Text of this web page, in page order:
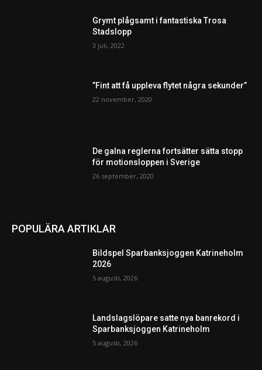
Grymt plågsamt i fantastiska Trosa
Stadslopp
3 juli, 2022
”Fint att få uppleva flytet några sekunder”
22 november, 2020
De galna reglerna fortsätter sätta stopp
för motionsloppen i Sverige
26 september, 2020
POPULÄRA ARTIKLAR
Bildspel Sparbanksjoggen Katrineholm
2026
5 augusti, 2026
Landslagslöpare satte nya banrekord i
Sparbanksjoggen Katrineholm
5 augusti, 2026